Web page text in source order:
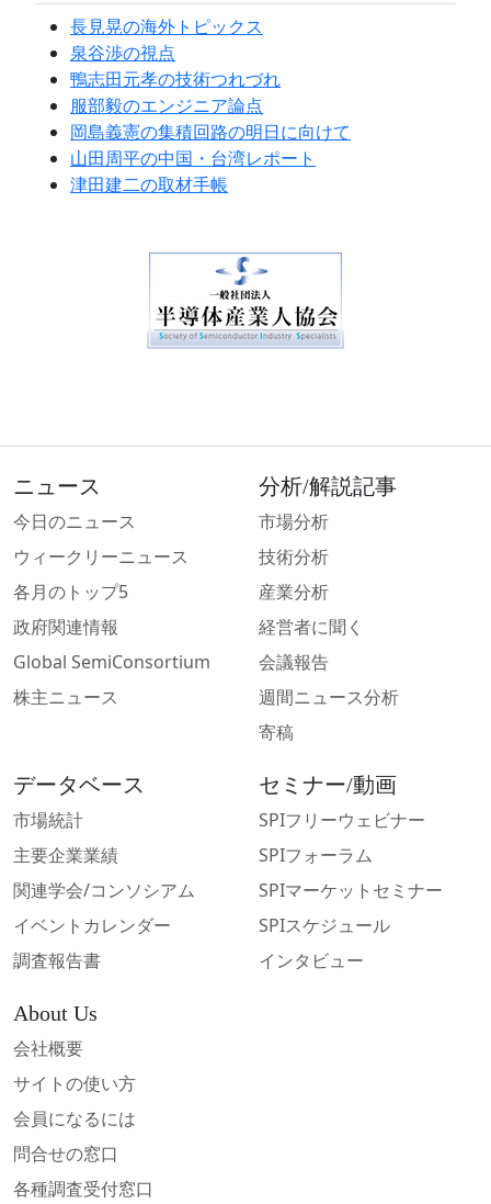
長見晃の海外トピックス
泉谷渉の視点
鴨志田元孝の技術つれづれ
服部毅のエンジニア論点
岡島義憲の集積回路の明日に向けて
山田周平の中国・台湾レポート
津田建二の取材手帳
ニュース
今日のニュース
ウィークリーニュース
各月のトップ5
政府関連情報
Global SemiConsortium
株主ニュース
分析/解説記事
市場分析
技術分析
産業分析
経営者に聞く
会議報告
週間ニュース分析
寄稿
データベース
市場統計
主要企業業績
関連学会/コンソシアム
イベントカレンダー
調査報告書
セミナー/動画
SPIフリーウェビナー
SPIフォーラム
SPIマーケットセミナー
SPIスケジュール
インタビュー
About Us
会社概要
サイトの使い方
会員になるには
問合せの窓口
各種調査受付窓口